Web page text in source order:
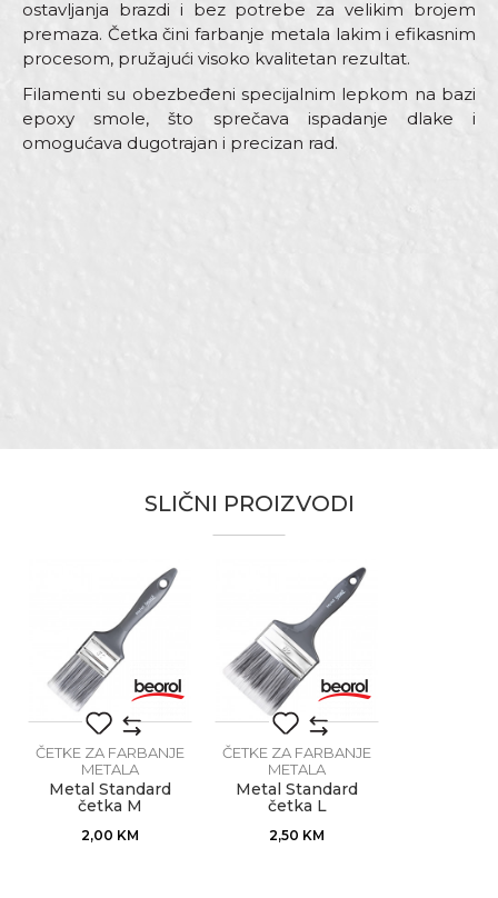
ostavljanja brazdi i bez potrebe za velikim brojem
premaza. Četka čini farbanje metala lakim i efikasnim
procesom, pružajući visoko kvalitetan rezultat.
Filamenti su obezbeđeni specijalnim lepkom na bazi
epoxy smole, što sprečava ispadanje dlake i
omogućava dugotrajan i precizan rad.
Siva
Dužina dlake
64mm
Tip dlake
Sintetička Stella blend
Zanat
Moleri i farbari
Poruka
POŠALJI
SLIČNI PROIZVODI
ČETKE ZA FARBANJE
METALA
Metal Standard
četka M
2,00 KM
ČETKE ZA FARBANJE
METALA
Metal Standard
četka L
2,50 KM